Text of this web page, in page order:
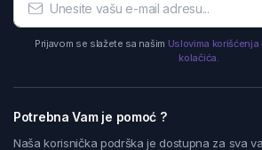
Prijavom se slažete sa našim Uslovima
kolačića.
Potrebna Vam je pomoć ?
Naša korisnička podrška je dostupna za sva